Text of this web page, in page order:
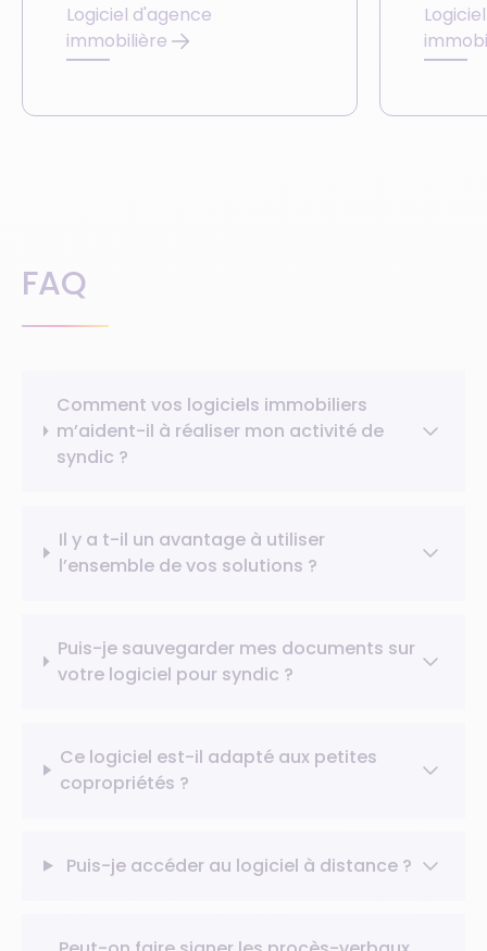
Logiciel d'agence
immobilière
FAQ
Comment vos logiciels immobiliers
m’aident-il à réaliser mon activité de
syndic ?
Il y a t-il un avantage à utiliser
l’ensemble de vos solutions ?
Puis-je sauvegarder mes documents sur
votre logiciel pour syndic ?
Ce logiciel est-il adapté aux petites
copropriétés ?
Puis-je accéder au logiciel à distance ?